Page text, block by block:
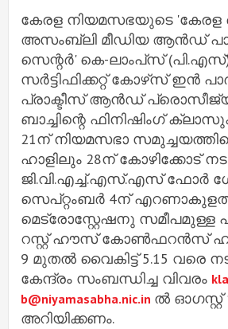
കേരള നിയമസഭയുടെ 'കേരള
അസംബ്ലി മീഡിയ ആൻഡ്
സെന്റർ' കെ-ലാംപ്‌സ്
സർട്ടിഫിക്കറ്റ് കോഴ്‌സ് ഇൻ
പ്രാക്ടീസ് ആൻഡ്
ബാച്ചിന്റെ ഫിനിഷിംഗ്
21ന് നിയമസഭാ
ഹാളിലും 28ന് കോഴിക്കോട്
ജി.വി.എച്ച്.എസ്.എസ് ഫോർ
സെപ്റ്റംബർ 4ന് എറണാകുളത്ത്
മെട്രോസ്റ്റേഷനു
റസ്റ്റ് ഹൗസ് കോൺഫറൻസ്
9 മുതൽ വൈകിട്ട് 5.15 വരെ
കേന്ദ്രം സംബന്ധിച്ച വിവരം
b@niyamasabha.nic.in ൽ
അറിയിക്കണം.